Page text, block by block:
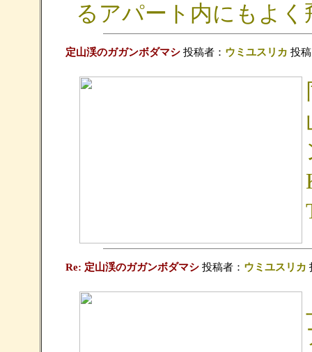
るアパート内にもよ
定山渓のガガンボダマシ投稿者： ウミユスリカ 投
Re: 定山渓のガガンボダマシ投稿者： ウミユスリカ